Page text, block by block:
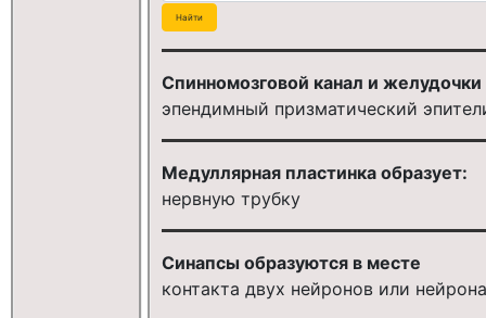
Спинномозговой канал и желудочки
эпендимный призматический
Медуллярная пластинка образует:
нервную трубку
Синапсы образуются в месте
контакта двух нейронов или